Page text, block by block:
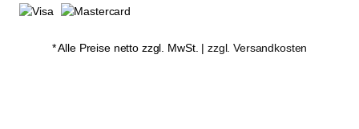
* Alle Preise netto zzgl. MwSt. | zzgl. Versandkosten